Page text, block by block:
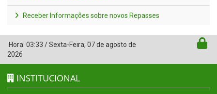
Receber Informações sobre novos Repasses
Hora: 03:33 /Sexta-Feira, 07 de agosto de
2026
INSTITUCIONAL